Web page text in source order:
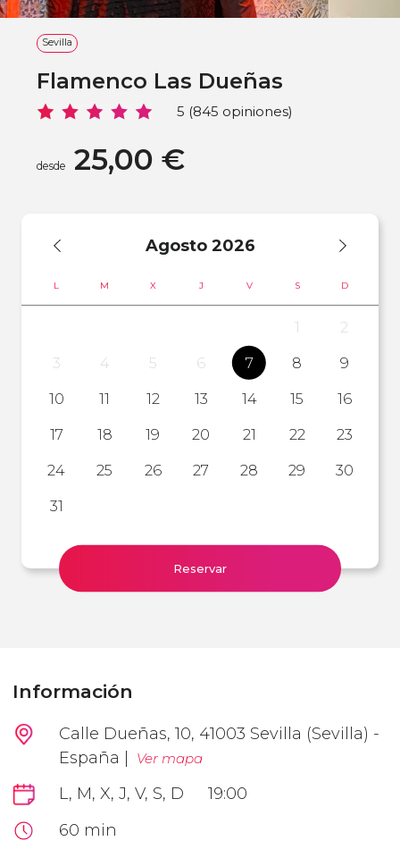
Sevilla
Flamenco Las Dueñas
5 (845 opiniones)
desde 25,00 €
Agosto 2026
L M X J V S D
1
2
3
4 5 6 7 8
9
10
11 12 13 14 15
16
17
18 19 20 21 22
23
24
25 26 27 28 29
30
31
Reservar
Información
Calle Dueñas, 10, 41003 Sevilla (Sevilla) -
España |
Ver mapa
L, M, X, J, V, S, D
19:00
60 min